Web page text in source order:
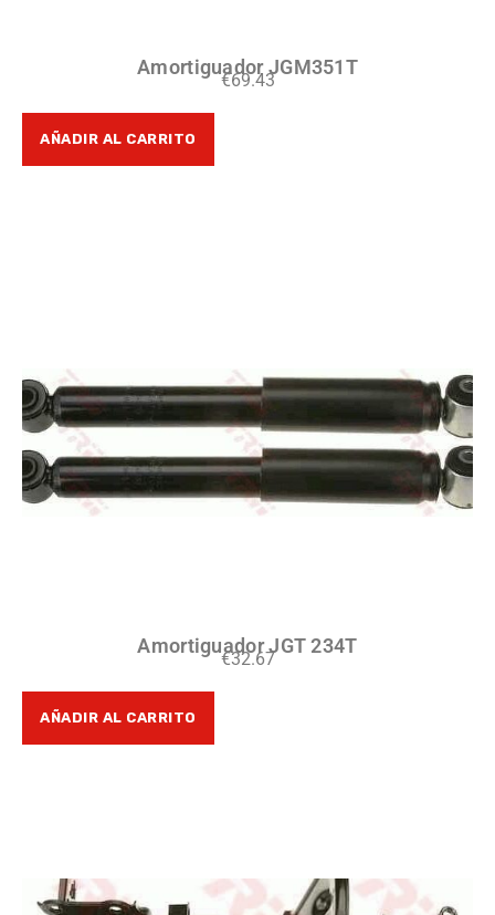
Amortiguador JGM351T
€69.43
AÑADIR AL CARRITO
Amortiguador JGT 234T
€32.67
AÑADIR AL CARRITO